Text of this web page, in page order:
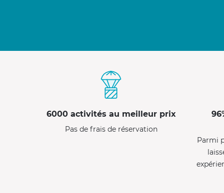
6000 activités au meilleur prix
Pas de frais de réservation
Parmi